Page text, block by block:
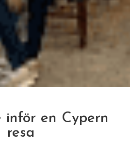
inför en Cypern
resa